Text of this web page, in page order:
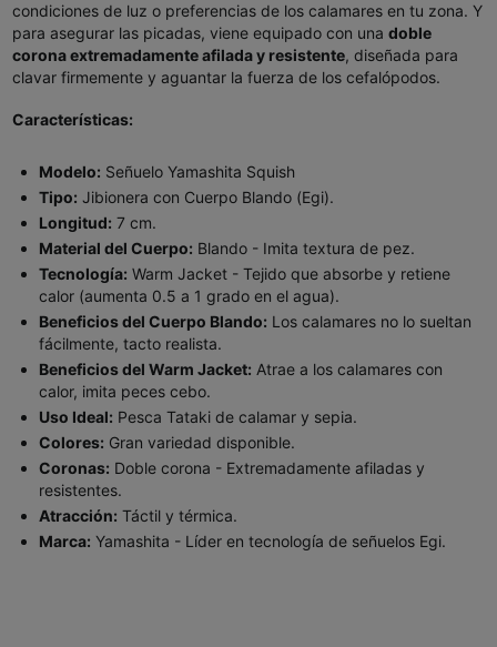
condiciones de luz o preferencias de los calamares en tu zona. Y
para asegurar las picadas, viene equipado con una doble
corona extremadamente afilada y resistente, diseñada para
clavar firmemente y aguantar la fuerza de los cefalópodos.
Características:
Modelo: Señuelo Yamashita Squish
Tipo: Jibionera con Cuerpo Blando (Egi).
Longitud: 7 cm.
Material del Cuerpo: Blando - Imita textura de pez.
Tecnología: Warm Jacket - Tejido que absorbe y retiene
calor (aumenta 0.5 a 1 grado en el agua).
Beneficios del Cuerpo Blando: Los calamares no lo sueltan
fácilmente, tacto realista.
Beneficios del Warm Jacket: Atrae a los calamares con
calor, imita peces cebo.
Uso Ideal: Pesca Tataki de calamar y sepia.
Colores: Gran variedad disponible.
Coronas: Doble corona - Extremadamente afiladas y
resistentes.
Atracción: Táctil y térmica.
Marca: Yamashita - Líder en tecnología de señuelos Egi.